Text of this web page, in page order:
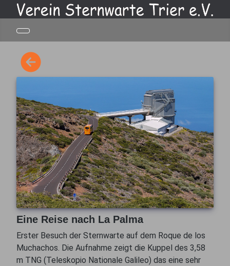
Eine Reise nach La Palma
Erster Besuch der Sternwarte auf dem Roque de los
Muchachos. Die Aufnahme zeigt die Kuppel des 3,58
m TNG (Teleskopio Nationale Galileo) das eine sehr